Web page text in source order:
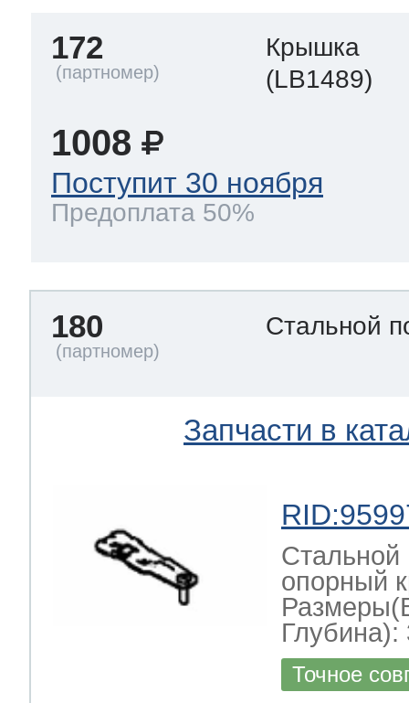
172
Крышка
(LB1489)
1008
Поступит 30 ноября
Предоплата 50%
180 Стальной
Запчасти в
Стальной
опорный
Глубина):
Точное